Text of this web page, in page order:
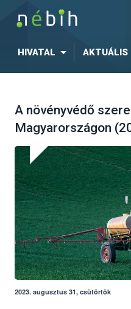
HIVATAL AKTUÁLIS
A növényvédő
Magyarországon
2023. augusztus 31, csütörtök